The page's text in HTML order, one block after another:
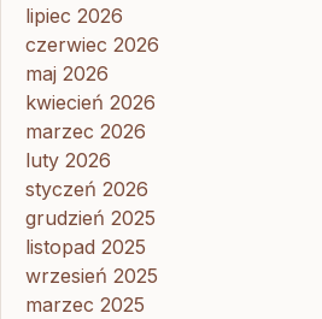
lipiec 2026
czerwiec 2026
maj 2026
kwiecień 2026
marzec 2026
luty 2026
styczeń 2026
grudzień 2025
listopad 2025
wrzesień 2025
marzec 2025